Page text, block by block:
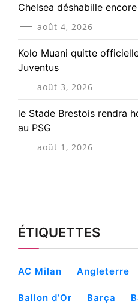
Chelsea déshabille
août 4, 2026
Kolo Muani quitte
Juventus
août 3, 2026
le Stade Brestois rendra
au PSG
août 1, 2026
ÉTIQUETTES
AC Milan Angleterre
Ballon d’Or Barça